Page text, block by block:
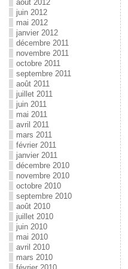
août 2012
juin 2012
mai 2012
janvier 2012
décembre 2011
novembre 2011
octobre 2011
septembre 2011
août 2011
juillet 2011
juin 2011
mai 2011
avril 2011
mars 2011
février 2011
janvier 2011
décembre 2010
novembre 2010
octobre 2010
septembre 2010
août 2010
juillet 2010
juin 2010
mai 2010
avril 2010
mars 2010